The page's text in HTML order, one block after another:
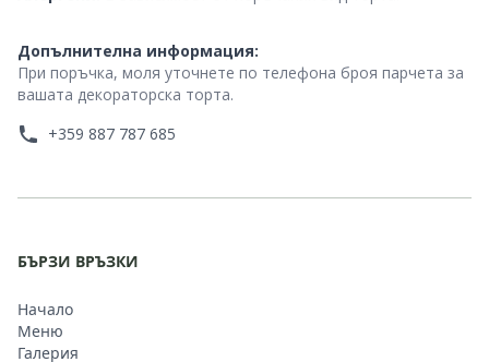
Additional Info
Допълнителна информация:
При поръчка, моля уточнете по телефонa броя парчета за
вашата декораторска торта.
+359 887 787 685
БЪРЗИ ВРЪЗКИ
Начало
Меню
Галерия